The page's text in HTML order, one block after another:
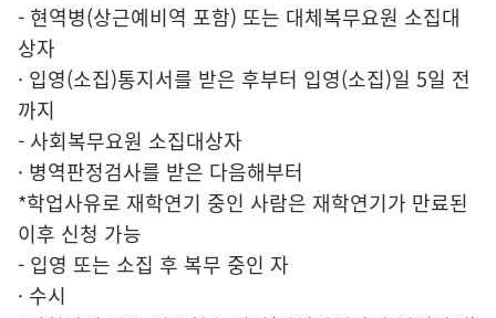
- 현역병(상근예비역 포함) 또는 대체복무요원 소집대
상자
· 입영(소집)통지서를 받은 후부터 입영(소집)일 5일 전
까지
- 사회복무요원 소집대상자
· 병역판정검사를 받은 다음해부터
*학업사유로 재학연기 중인 사람은 재학연기가 만료된
이후 신청 가능
- 입영 또는 소집 후 복무 중인 자
· 수시